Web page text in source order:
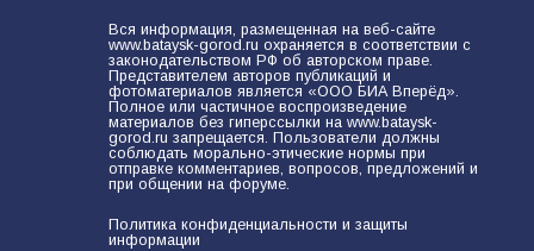
Вся информация, размещенная на веб-сайте
www.bataysk-gorod.ru охраняется в соответствии с
законодательством РФ об авторском праве.
Представителем авторов публикаций и
фотоматериалов является «ООО БИА Вперёд».
Полное или частичное воспроизведение
материалов без гиперссылки на www.bataysk-
gorod.ru запрещается. Пользователи должны
соблюдать морально-этические нормы при
отправке комментариев, вопросов, предложений и
при общении на форуме.
Политика конфиденциальности и защиты
информации